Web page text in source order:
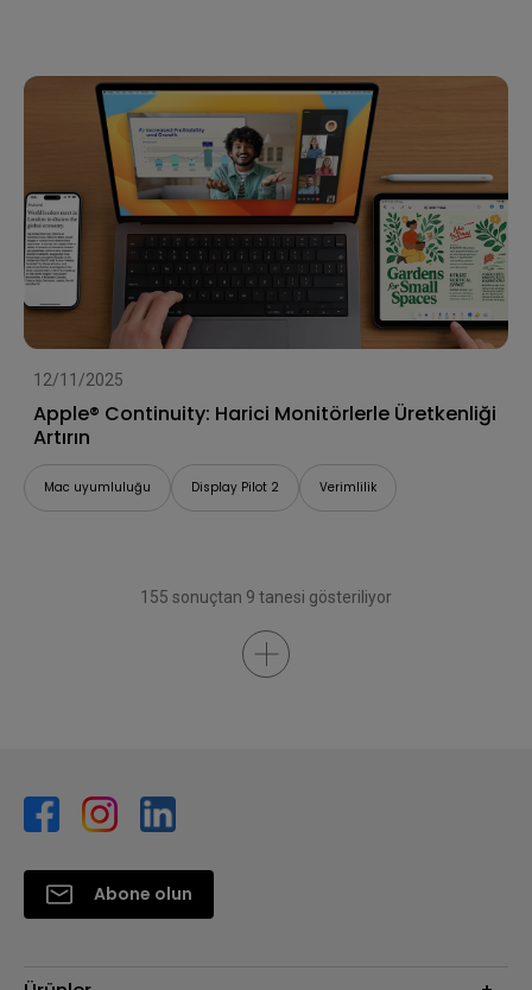
12/11/2025
Apple® Continuity: Harici Monitörlerle Üretkenliği
Artırın
Mac uyumluluğu Display Pilot 2 Verimlilik
155 sonuçtan 9 tanesi gösteriliyor
Abone olun